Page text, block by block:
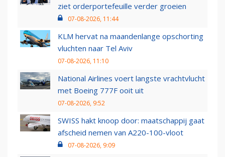
ziet orderportefeuille verder groeien
07-08-2026, 11:44
KLM hervat na maandenlange opschorting
vluchten naar Tel Aviv
07-08-2026, 11:10
National Airlines voert langste vrachtvlucht
met Boeing 777F ooit uit
07-08-2026, 9:52
SWISS hakt knoop door: maatschappij gaat
afscheid nemen van A220-100-vloot
07-08-2026, 9:09